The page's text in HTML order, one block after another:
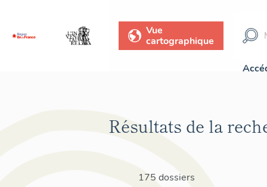
Vue
cartographique
Résultats de la
175 dossiers